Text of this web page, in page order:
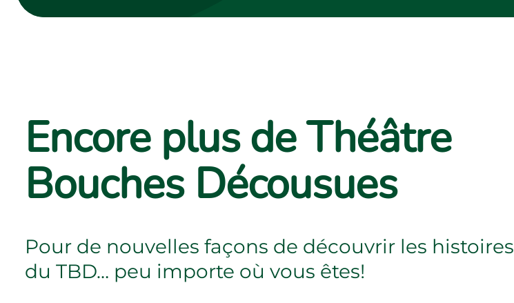
Encore plus de Théâtre
Bouches Décousues
Pour de nouvelles façons de découvrir les histoires
du TBD… peu importe où vous êtes!